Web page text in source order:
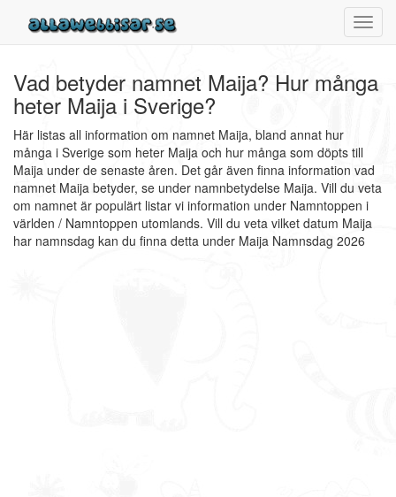
Vad betyder namnet Maija? Hur många
heter Maija i Sverige?
Här listas all information om namnet Maija, bland annat hur
många i Sverige som heter Maija och hur många som döpts till
Maija under de senaste åren. Det går även finna information vad
namnet Maija betyder, se under namnbetydelse Maija. Vill du veta
om namnet är populärt listar vi information under Namntoppen i
världen / Namntoppen utomlands. Vill du veta vilket datum Maija
har namnsdag kan du finna detta under Maija Namnsdag 2026